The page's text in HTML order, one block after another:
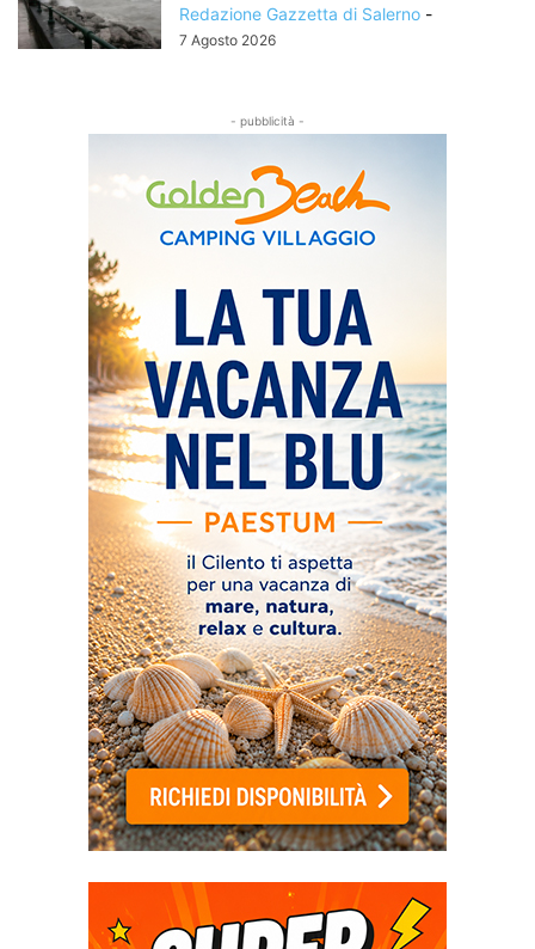
Redazione Gazzetta di Salerno -
7 Agosto 2026
- pubblicità -